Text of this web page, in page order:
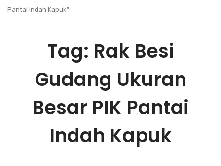
Pantai Indah Kapuk”
Tag: Rak Besi
Gudang Ukuran
Besar PIK Pantai
Indah Kapuk